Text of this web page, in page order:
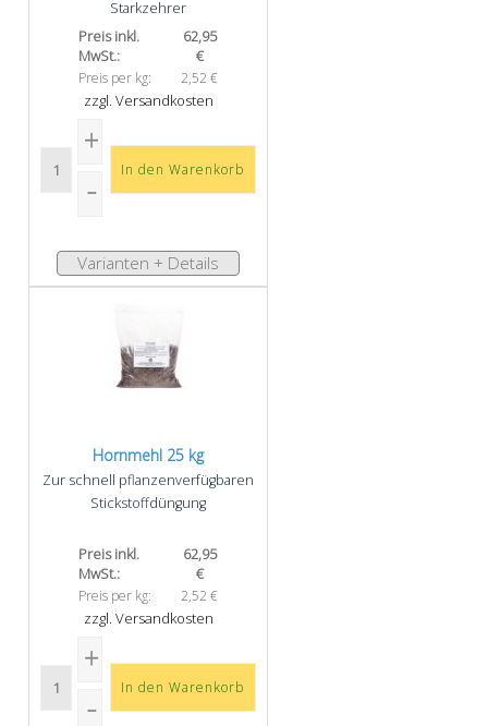
Starkzehrer
Preis inkl.
MwSt.:
62,95
€
Preis per kg: 2,52 €
zzgl. Versandkosten
Varianten + Details
Hornmehl 25 kg
Zur schnell pflanzenverfügbaren
Stickstoffdüngung
Preis inkl.
MwSt.:
62,95
€
Preis per kg: 2,52 €
zzgl. Versandkosten